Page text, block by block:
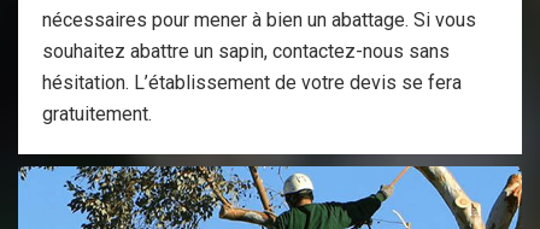
nécessaires pour mener à bien un abattage. Si vous
souhaitez abattre un sapin, contactez-nous sans
hésitation. L’établissement de votre devis se fera
gratuitement.